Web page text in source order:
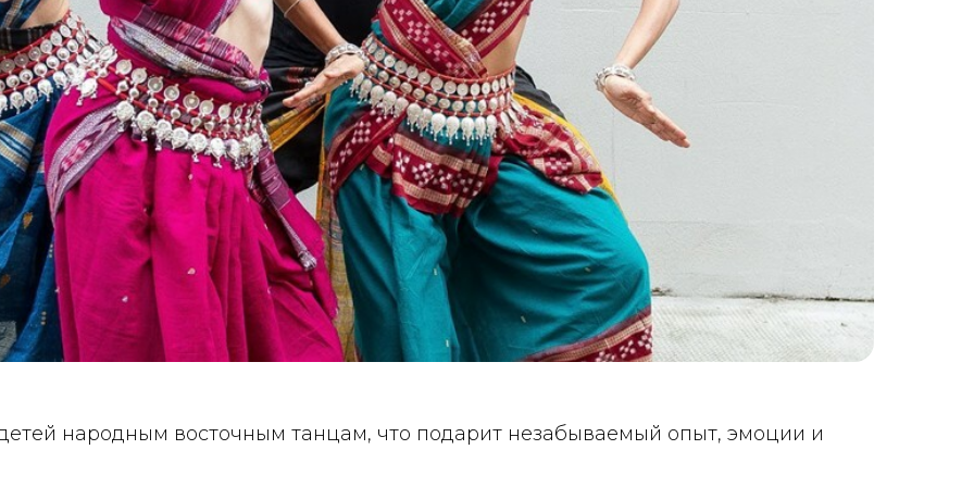
народным восточным танцам, что подарит незабываемый опыт, эмоции и